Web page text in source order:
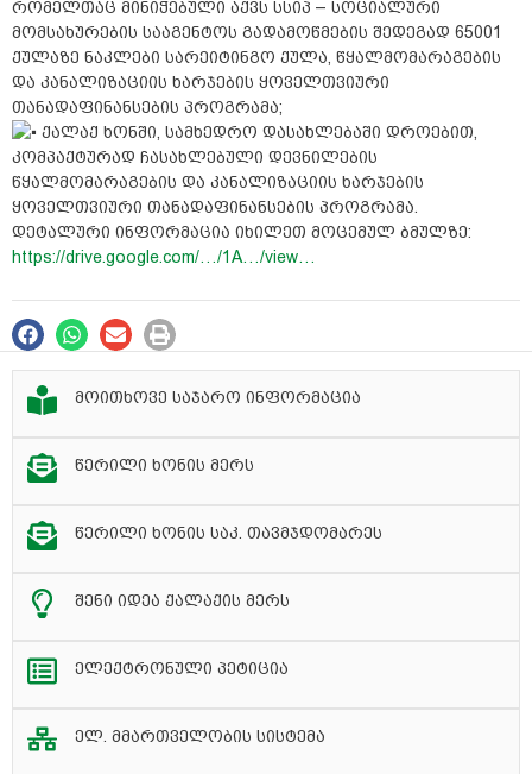
რომელთაც მინიჭებული აქვს სსიპ – სოციალური
მომსახურების სააგენტოს გადამოწმების შედეგად 65001
ქულაზე ნაკლები სარეიტინგო ქულა, წყალმომარაგების
და კანალიზაციის ხარჯების ყოველთვიური
თანადაფინანსების პროგრამა;
ქალაქ ხონში, სამხედრო დასახლებაში დროებით,
კომპაქტურად ჩასახლებული დევნილების
წყალმომარაგების და კანალიზაციის ხარჯების
ყოველთვიური თანადაფინანსების პროგრამა.
დეტალური ინფორმაცია იხილეთ მოცემულ ბმულზე:
https://drive.google.com/…/1A…/view…
მოითხოვე საჯარო ინფორმაცია
წერილი ხონის მერს
წერილი ხონის საკ. თავმჯდომარეს
შენი იდეა ქალაქის მერს
ელექტრონული პეტიცია
ელ. მმართველობის სისტემა